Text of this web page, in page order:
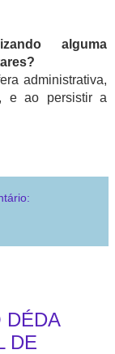
alguma
administrativa,
e ao persistir a
DÉDA
DE